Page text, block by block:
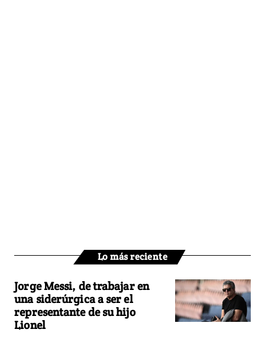
Lo más reciente
Jorge Messi, de trabajar en
una siderúrgica a ser el
representante de su hijo
Lionel